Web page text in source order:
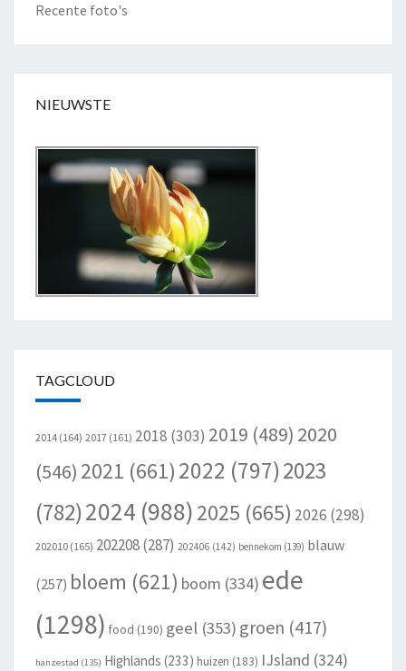
Recente foto's
NIEUWSTE
TAGCLOUD
2014 (164) 2017 (161) 2018 (303) 2019 (489) 2020
(546) 2021 (661) 2022 (797)2023
(782)2024 (988) 2025 (665) 2026 (298)
202010 (165) 202208(287) 202406 (142) bennekom (139) blauw
(257) bloem (621) boom (334) ede
(1298) food (190) geel (353) groen (417)
hanzestad (135) Highlands (233) huizen (183) IJsland (324)